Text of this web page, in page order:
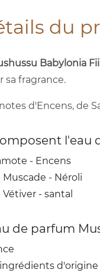
du
Babylonia
sa fragrance.
d'Encens,
l'eau
- Encens
- Néroli
- santal
de parfum